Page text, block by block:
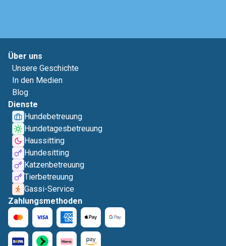
Über uns
Unsere Geschichte
In den Medien
Blog
Dienste
Hundebetreuung
Hundetagesbetreuung
Haussitting
Hundesitting
Katzenbetreuung
Tierbetreuung
Gassi-Service
Zahlungsmethoden